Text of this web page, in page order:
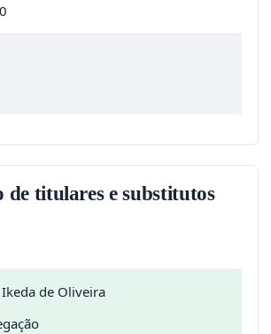
de titulares e substitutos
de Oliveira